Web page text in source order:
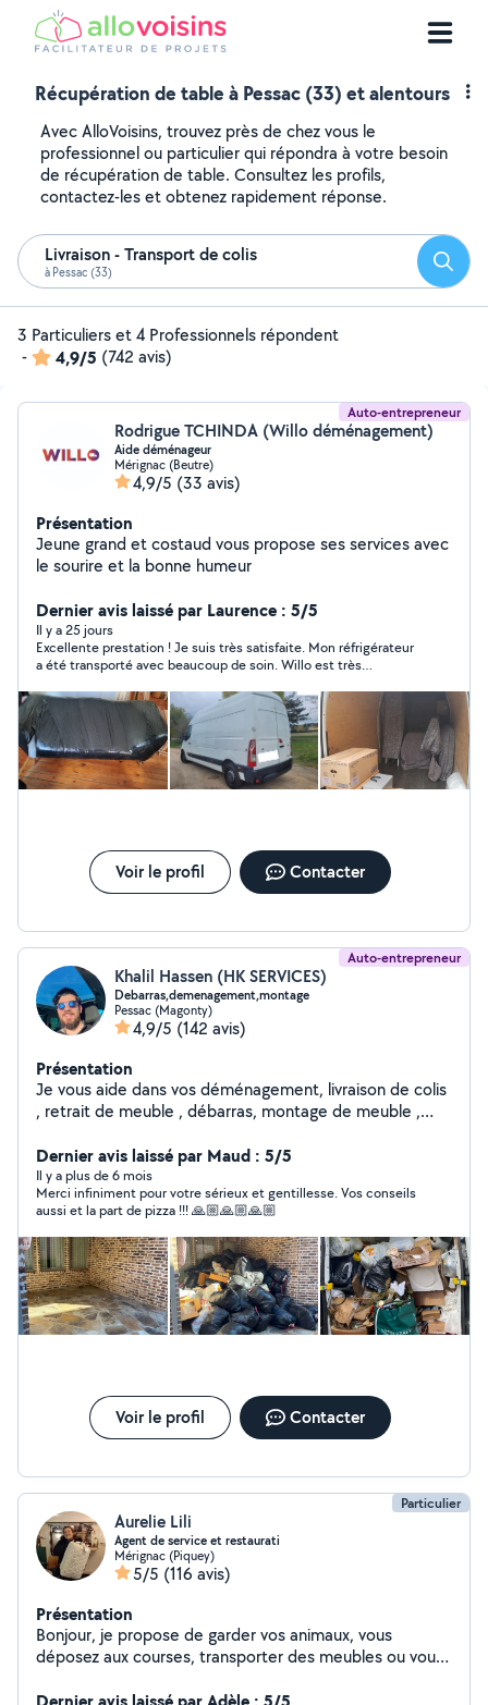
Récupération de table à Pessac (33) et alentours
Avec AlloVoisins, trouvez près de chez vous le
professionnel ou particulier qui répondra à votre besoin
de récupération de table. Consultez les profils,
contactez-les et obtenez rapidement réponse.
Livraison - Transport de colis
à Pessac (33)
3 Particuliers et 4 Professionnels répondent
-
4,9/5 (742 avis)
Auto-entrepreneur
Rodrigue TCHINDA (Willo déménagement)
Aide déménageur
Mérignac (Beutre)
4,9/5 (33 avis)
Présentation
Jeune grand et costaud vous propose ses services avec
le sourire et la bonne humeur
Dernier avis laissé par Laurence : 5/5
Il y a 25 jours
Excellente prestation ! Je suis très satisfaite. Mon réfrigérateur
a été transporté avec beaucoup de soin. Willo est très
Merci, Willo !
Voir le profil Contacter
Auto-entrepreneur
Khalil Hassen (HK SERVICES)
Debarras,demenagement,montage
Pessac (Magonty)
4,9/5 (142 avis)
Présentation
Je vous aide dans vos déménagement, livraison de colis
, retrait de meuble , débarras, montage de meuble ,
Dernier avis laissé par Maud : 5/5
Il y a plus de 6 mois
Merci infiniment pour votre sérieux et gentillesse. Vos conseils
aussi et la part de pizza !!! 🙏🏼🙏🏼🙏🏼
Voir le profil Contacter
Particulier
Aurelie Lili
Agent de service et restaurati
Mérignac (Piquey)
5/5 (116 avis)
Présentation
Bonjour, je propose de garder vos animaux, vous
déposez aux courses, transporter des meubles ou vous
suis dans la mesure de vous rendre le service demander